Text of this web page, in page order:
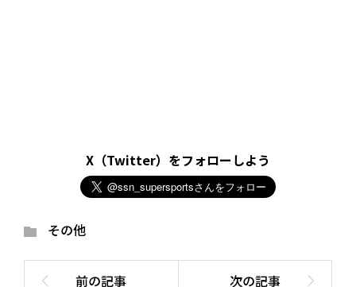
X（Twitter）をフォローしよう
その他